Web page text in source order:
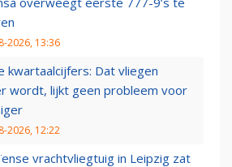
2026, 13:36
kwartaalcijfers: Dat vliegen
wordt, lijkt geen probleem voor
2026, 12:22
vrachtvliegtuig in Leipzig zat